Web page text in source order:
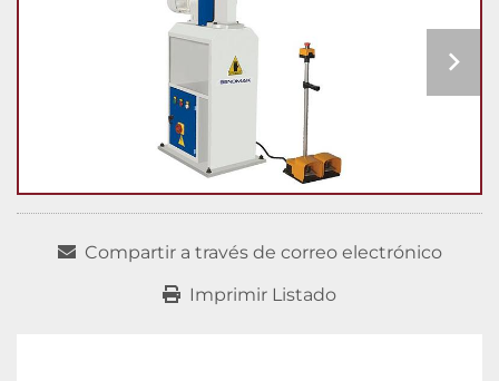
Compartir a través de correo electrónico
Imprimir Listado